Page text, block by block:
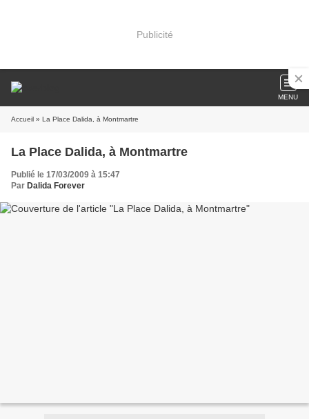
Publicité
MENU
Accueil » La Place Dalida, à Montmartre
La Place Dalida, à Montmartre
Publié le 17/03/2009 à 15:47
Par Dalida Forever